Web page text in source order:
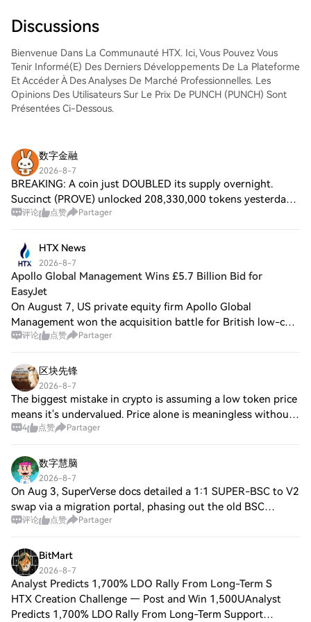
comme aux traders chevronnés.
Discussions
Bienvenue Dans La Communauté HTX. Ici, Vous Pouvez Vous
Tenir Informé(e) Des Derniers Développements De La Plateforme
Et Accéder À Des Analyses De Marché Professionnelles. Les
Opinions Des Utilisateurs Sur Le Prix De PUNCH (PUNCH) Sont
Présentées Ci-Dessous.
数字金融
2026-8-7
BREAKING: A coin just DOUBLED its supply overnight.
Succinct (PROVE) unlocked 208,330,000 tokens yesterday
— Aug 5, 2026. That is 104.17% of its entire circulating
评论 点赞 Partager
HTX News
2026-8-7
Apollo Global Management Wins £5.7 Billion Bid for
EasyJet
On August 7, US private equity firm Apollo Global
Management won the acquisition battle for British low-cost
carrier EasyJet with a £5.7 billion offer. Apollo Global
评论 点赞 Partager
区块先锋
2026-8-7
The biggest mistake in crypto is assuming a low token price
means it's undervalued. Price alone is meaningless without
understanding the token's supply dynamics. What truly
4 点赞 Partager
数字慧脑
2026-8-7
On Aug 3, SuperVerse docs detailed a 1:1 SUPER-BSC to V2
swap via a migration portal, phasing out the old BSC
contract. On Aug 5, docs outlined SVIP-1 DAO governance
评论 点赞 Partager
BitMart
2026-8-7
Analyst Predicts 1,700% LDO Rally From Long-Term S
HTX Creation Challenge — Post and Win 1,500UAnalyst
Predicts 1,700% LDO Rally From Long-Term Support